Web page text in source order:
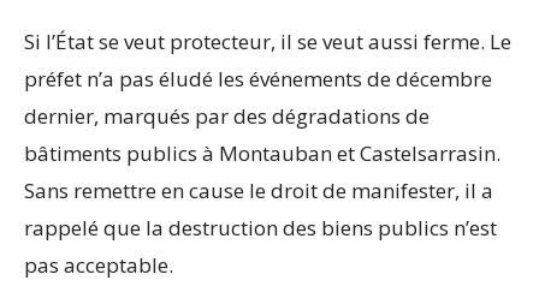
Si l’État se veut protecteur, il se veut aussi ferme. Le
préfet n’a pas éludé les événements de décembre
dernier, marqués par des dégradations de
bâtiments publics à Montauban et Castelsarrasin.
Sans remettre en cause le droit de manifester, il a
rappelé que la destruction des biens publics n’est
pas acceptable.